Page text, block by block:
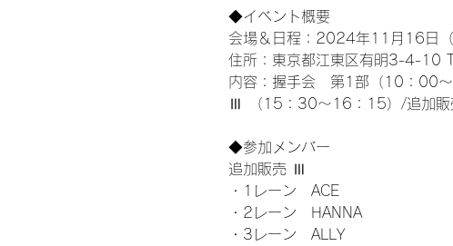
◆イベント概要
会場＆日程：2024年11月16日
住所：東京都江東区有明3-4-10
内容：握手会　第1部（10：
Ⅲ （15：30～16：15）/追加
◆参加メンバー
追加販売 Ⅲ
・1レーン　ACE
・2レーン　HANNA
・3レーン　ALLY